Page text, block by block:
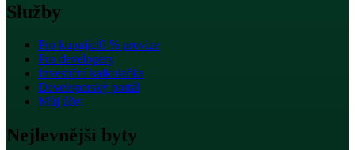
Služby
Pro kupující0 % provize
Pro developery
Investiční kalkulačka
Developerský portál
Můj účet
Nejlevnější byty